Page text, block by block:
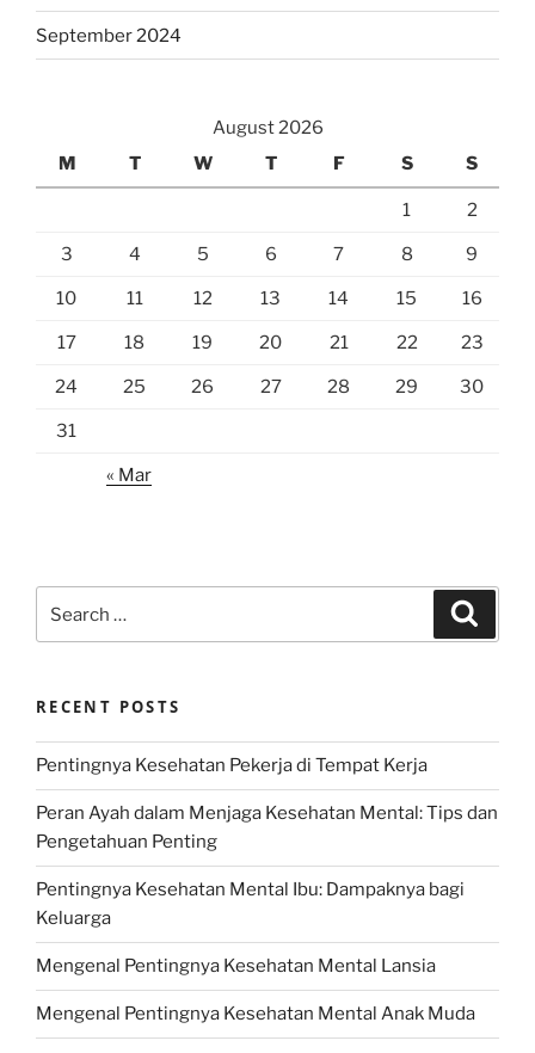
September 2024
August 2026
M
T W T F S S
1 2
3 4 5 6 7 8 9
10 11 12 13 14 15 16
17 18 19 20 21 22 23
24 25 26 27 28 29 30
31
« Mar
for:
RECENT POSTS
Pentingnya Kesehatan Pekerja di Tempat Kerja
Peran Ayah dalam Menjaga Kesehatan Mental: Tips dan
Pengetahuan Penting
Pentingnya Kesehatan Mental Ibu: Dampaknya bagi
Keluarga
Mengenal Pentingnya Kesehatan Mental Lansia
Mengenal Pentingnya Kesehatan Mental Anak Muda